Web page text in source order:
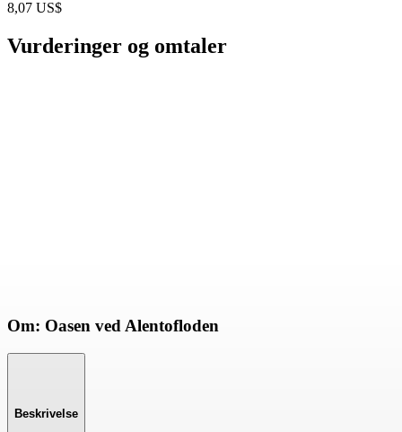
8,07 US$
Vurderinger og omtaler
Om: Oasen ved Alentofloden
Beskrivelse